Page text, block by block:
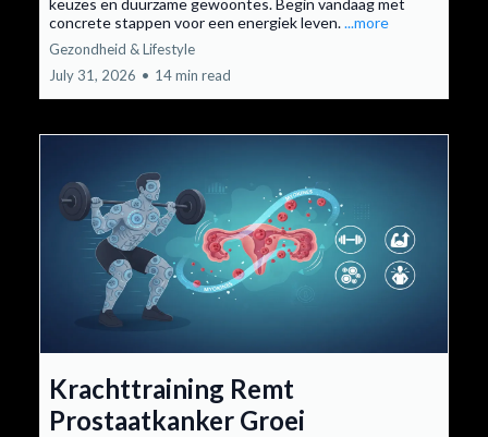
keuzes en duurzame gewoontes. Begin vandaag met
concrete stappen voor een energiek leven....more
Gezondheid & Lifestyle
July 31, 2026 • 14 min read
Krachttraining Remt
Prostaatkanker Groei